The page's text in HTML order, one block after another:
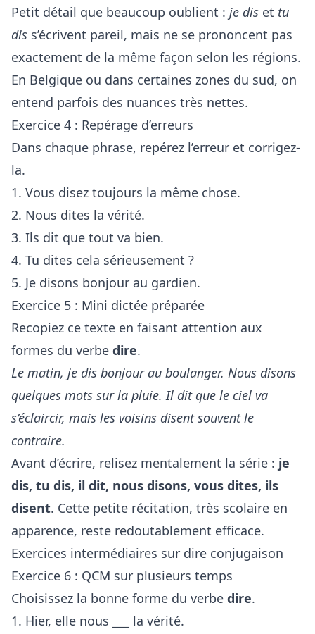
Petit détail que beaucoup oublient : je dis et tu
dis s’écrivent pareil, mais ne se prononcent pas
exactement de la même façon selon les régions.
En Belgique ou dans certaines zones du sud, on
entend parfois des nuances très nettes.
Exercice 4 : Repérage d’erreurs
Dans chaque phrase, repérez l’erreur et corrigez-
la.
1. Vous disez toujours la même chose.
2. Nous dites la vérité.
3. Ils dit que tout va bien.
4. Tu dites cela sérieusement ?
5. Je disons bonjour au gardien.
Exercice 5 : Mini dictée préparée
Recopiez ce texte en faisant attention aux
formes du verbe dire.
Le matin, je dis bonjour au boulanger. Nous disons
quelques mots sur la pluie. Il dit que le ciel va
s’éclaircir, mais les voisins disent souvent le
contraire.
Avant d’écrire, relisez mentalement la série : je
dis, tu dis, il dit, nous disons, vous dites, ils
disent. Cette petite récitation, très scolaire en
apparence, reste redoutablement efficace.
Exercices intermédiaires sur dire conjugaison
Exercice 6 : QCM sur plusieurs temps
Choisissez la bonne forme du verbe dire.
1. Hier, elle nous ___ la vérité.